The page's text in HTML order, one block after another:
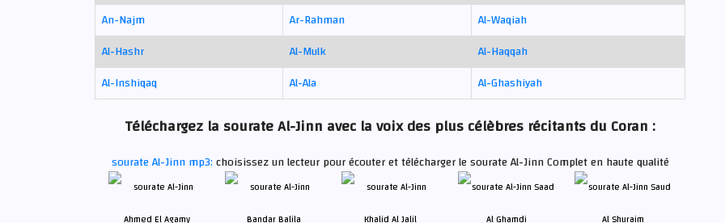
An-Najm
Ar-Rahman
Al-Waqiah
Al-Hashr
Al-Mulk
Al-Haqqah
Al-Inshiqaq
Al-Ala Al-Ghashiyah
Téléchargez la sourate Al-Jinn avec la voix des plus célèbres récitants du Coran :
sourate Al-Jinn mp3:choisissez un lecteur pour écouter et télécharger le sourate Al-Jinn Complet en haute qualité